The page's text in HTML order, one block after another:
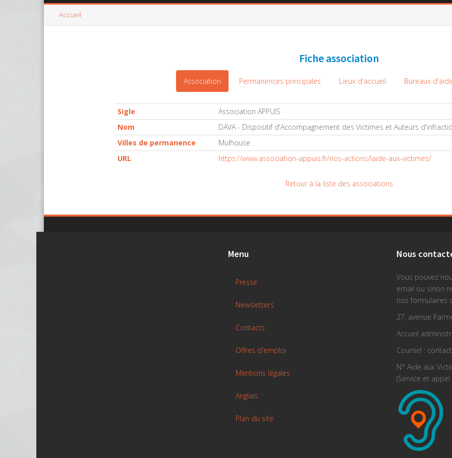
Accueil
Fiche association
Association Permanences principales Lieux d'accueil Bureaux
Sigle
Association APPUIS
Nom
DAVA - Dispositif d'Accompagnement des Victimes et Auteurs
Villes de permanence
Mulhouse
URL
https://www.association-appuis.fr/nos-actions/laide-aux-victimes/
Retour à la liste des associations
Menu
Presse
Newsletters
Contacts
Offres d'emploi
Mentions légales
Anglais
Plan du site
Nous
Vous pouvez
email ou sinon
nos formulaires
27, avenue
Accueil
Courriel :
N° Aide aux
(Service et